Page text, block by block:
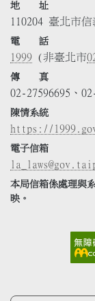
地 址
110204 臺北市
電 話
1999 (非臺北市
傳 真
02-27596695、
陳情系統
https://
電子信箱
本局信箱係處理與
映。